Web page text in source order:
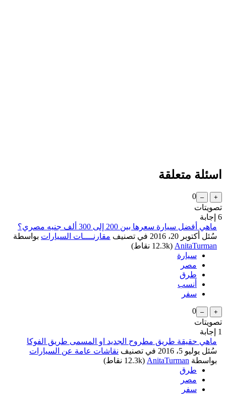
اسئلة متعلقة
0
تصويتات
6 إجابة
ماهي أفضل سيارة سعرها بين 200 إلى 300 ألف جنيه مصري؟
سُئل أكتوبر 20، 2016 في تصنيف مقارنــــات السيارات بواسطة
AnitaTurman
(
12.3k نقاط)
سيارة
مصر
طرق
أنسب
سفر
0
تصويتات
1 إجابة
ماهي حقيقة طريق مطروح الجديد او المسمى طريق الفوكا
سُئل يوليو 5، 2016 في تصنيف نقاشات عامة عن السيارات
بواسطة AnitaTurman
(
12.3k نقاط)
طرق
مصر
سفر